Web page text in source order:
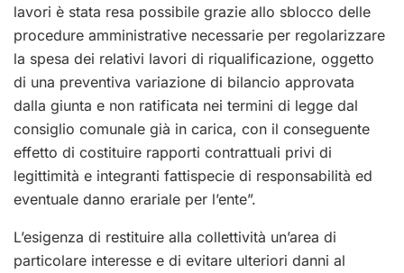
lavori è stata resa possibile grazie allo sblocco delle
procedure amministrative necessarie per regolarizzare
la spesa dei relativi lavori di riqualificazione, oggetto
di una preventiva variazione di bilancio approvata
dalla giunta e non ratificata nei termini di legge dal
consiglio comunale già in carica, con il conseguente
effetto di costituire rapporti contrattuali privi di
legittimità e integranti fattispecie di responsabilità ed
eventuale danno erariale per l’ente”.
L’esigenza di restituire alla collettività un’area di
particolare interesse e di evitare ulteriori danni al